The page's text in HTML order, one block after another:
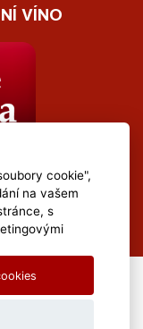
VÍNO
Webdesign by
cookie",
na vašem
s